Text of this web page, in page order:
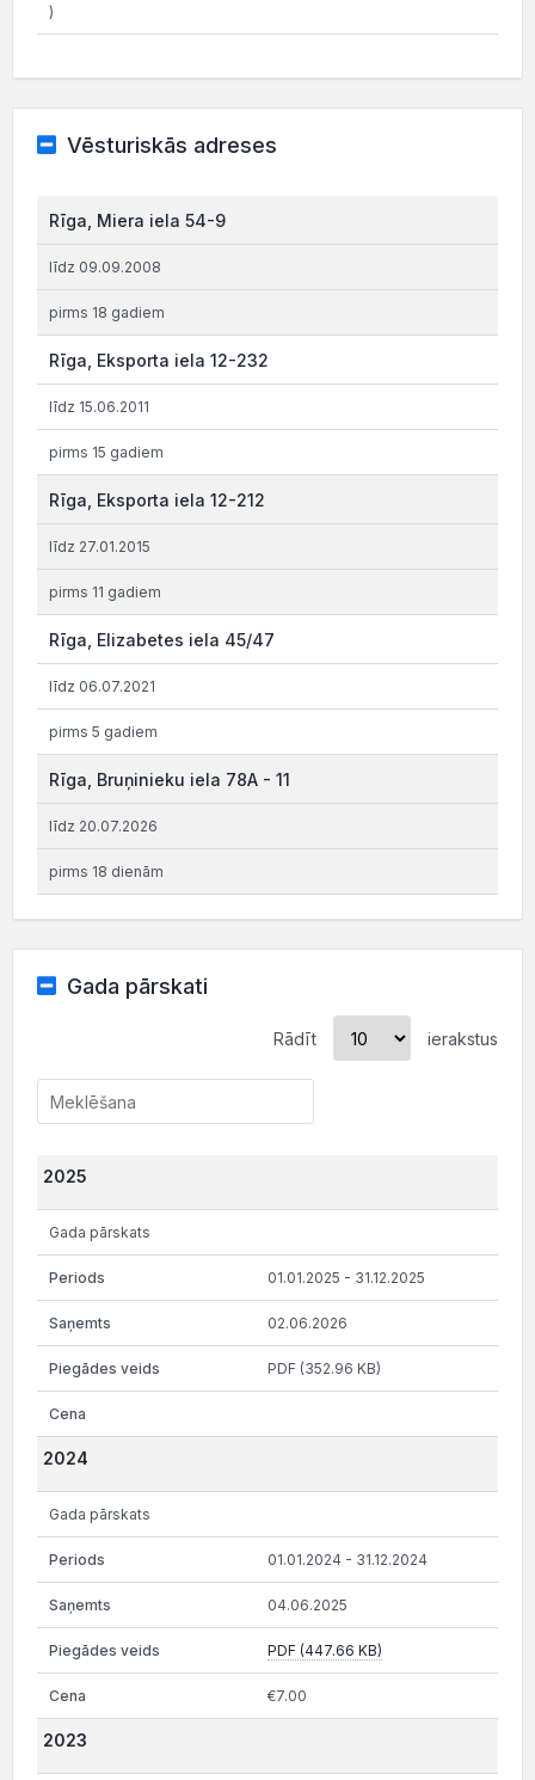
)
Vēsturiskās adreses
Rīga, Miera iela 54-9
līdz 09.09.2008
pirms 18 gadiem
Rīga, Eksporta iela 12-232
līdz 15.06.2011
pirms 15 gadiem
Rīga, Eksporta iela 12-212
līdz 27.01.2015
pirms 11 gadiem
Rīga, Elizabetes iela 45/47
līdz 06.07.2021
pirms 5 gadiem
Rīga, Bruņinieku iela 78A - 11
līdz 20.07.2026
pirms 18 dienām
Gada pārskati
Rādīt ierakstus
2025
Gada pārskats
01.01.2025 - 31.12.2025
02.06.2026
PDF (352.96 KB)
2024
Gada pārskats
01.01.2024 - 31.12.2024
04.06.2025
PDF (447.66 KB)
€7.00
2023